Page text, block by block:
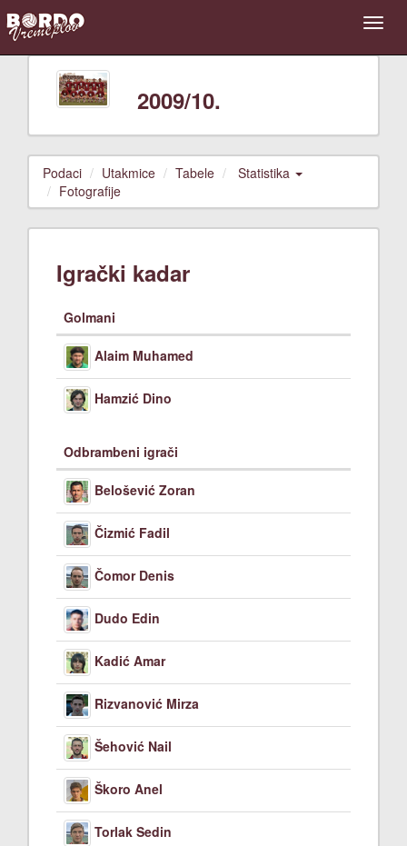
2009/10.
Podaci Utakmice Tabele
Statistika
Fotografije
Igrački kadar
Golmani
Alaim Muhamed
Hamzić Dino
Odbrambeni igrači
Belošević Zoran
Čizmić Fadil
Čomor Denis
Dudo Edin
Kadić Amar
Rizvanović Mirza
Šehović Nail
Škoro Anel
Torlak Sedin